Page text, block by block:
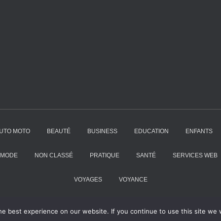
MOTO BEAUTÉ BUSINESS EDUCATION ENFANTS
MODE NON CLASSÉ PRATIQUE SANTÉ SERVICES WEB
VOYAGES VOYANCE
best experience on our website. If you continue to use this site we